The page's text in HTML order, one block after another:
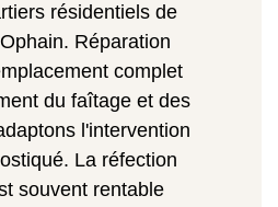
résidentiels de
Réparation
complet
du faîtage et des
l'intervention
La réfection
souvent rentable